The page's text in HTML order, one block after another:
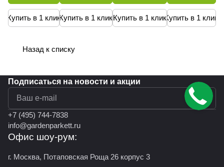
Купить в 1 кликКупить в 1 клик Купить в 1 кликКупить в 1 клик
Назад к списку
Подписаться на новости и акции
политикой конфиденциальности
+7 (495) 744-7838
info@gardenparkett.ru
Офис шоу-рум:
г. Москва, Потаповская Роща 26 корпус 3